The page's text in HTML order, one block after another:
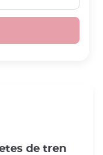
de tren